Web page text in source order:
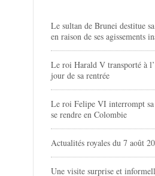
Le sultan de Brunei destitue
en raison de ses agissements
Le roi Harald V transporté à
jour de sa rentrée
Le roi Felipe VI interrompt sa
se rendre en Colombie
Actualités royales du 7 août
Une visite surprise et